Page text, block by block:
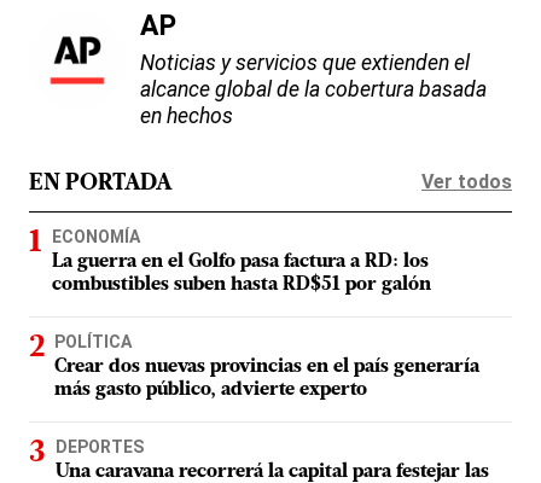
AP
Noticias y servicios que extienden el
alcance global de la cobertura basada
en hechos
EN PORTADA Ver todos
ECONOMÍA
La guerra en el Golfo pasa factura a RD: los
combustibles suben hasta RD$51 por galón
POLÍTICA
Crear dos nuevas provincias en el país generaría
más gasto público, advierte experto
DEPORTES
Una caravana recorrerá la capital para festejar las